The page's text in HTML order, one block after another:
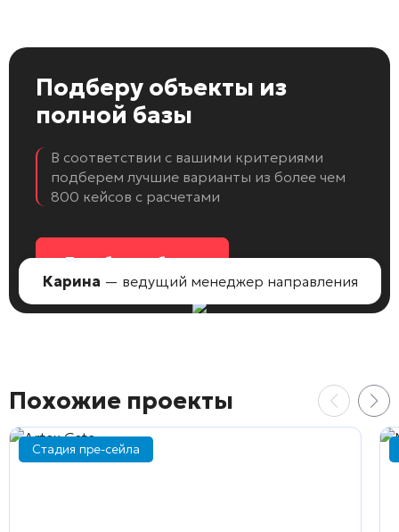
Подберу объекты из
полной базы
В соответствии с вашими критериями
подберем лучшие варианты из более чем
800 кейсов с расчетами
Подобрать объект
Карина — ведущий менеджер направления
Похожие проекты
Стадия пре-сейла